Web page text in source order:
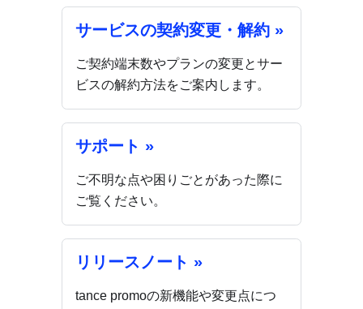
サービスの契約変更・解約 »
ご契約端末数やプランの変更とサー
ビスの解約方法をご案内します。
サポート »
ご不明な点や困りごとがあった際に
ご覧ください。
リリースノート »
tance promoの新機能や変更点につ